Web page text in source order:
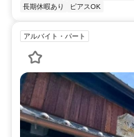
長期休暇あり
ピアスOK
アルバイト・パート